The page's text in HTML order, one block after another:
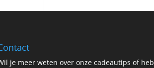
je meer weten over onze cadeautips of heb